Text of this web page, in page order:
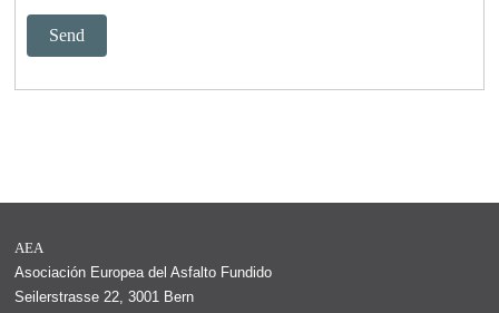
AEA
Asociación Europea del Asfalto Fundido
Seilerstrasse 22,3001 Bern